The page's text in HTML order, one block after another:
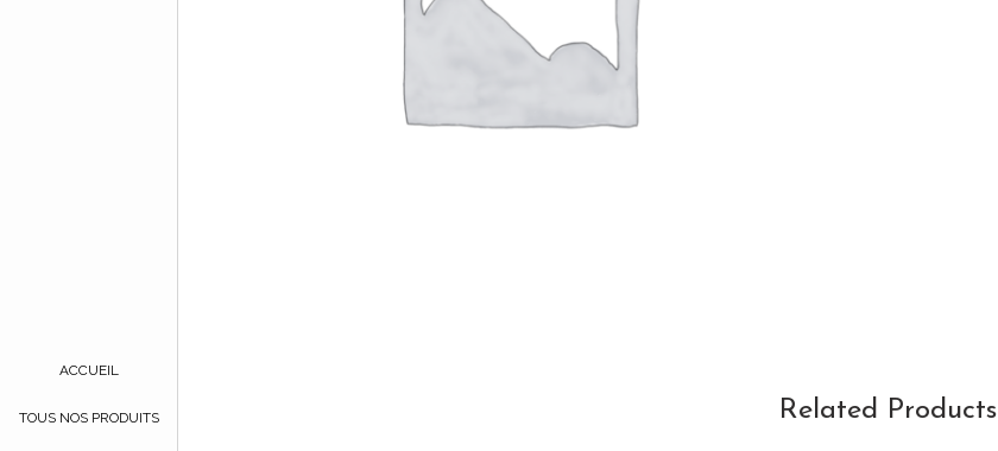
ACCUEIL
TOUS NOS PRODUITS Related Products